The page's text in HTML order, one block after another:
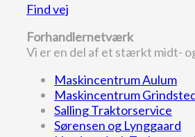
Find vej
Forhandlernetværk
Vi er en del af et stærkt midt-
Maskincentrum Aulum
Maskincentrum
Salling Traktorservice
Sørensen og Lynggaard